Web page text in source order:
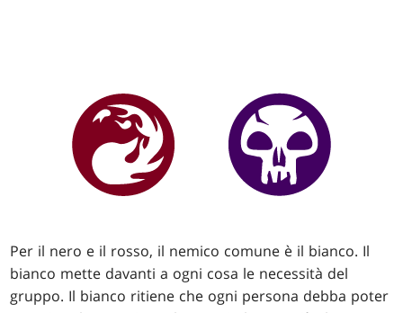
Per il nero e il rosso, il nemico comune è il bianco. Il
bianco mette davanti a ogni cosa le necessità del
gruppo. Il bianco ritiene che ogni persona debba poter